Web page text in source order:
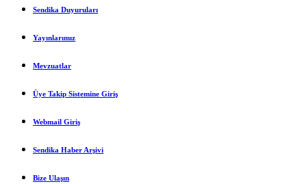
Sendika Duyuruları
Yayınlarımız
Mevzuatlar
Üye Takip Sistemine Giriş
Webmail Giriş
Sendika Haber Arşivi
Bize Ulaşın